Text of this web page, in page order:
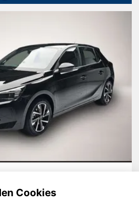
Cookies